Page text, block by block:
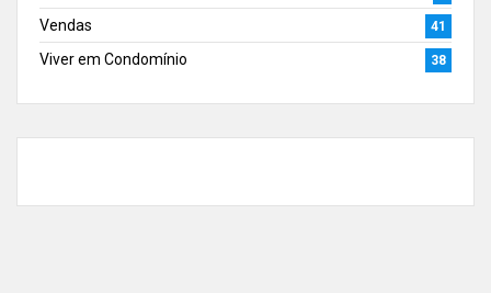
Vendas 41
Viver em Condomínio 38